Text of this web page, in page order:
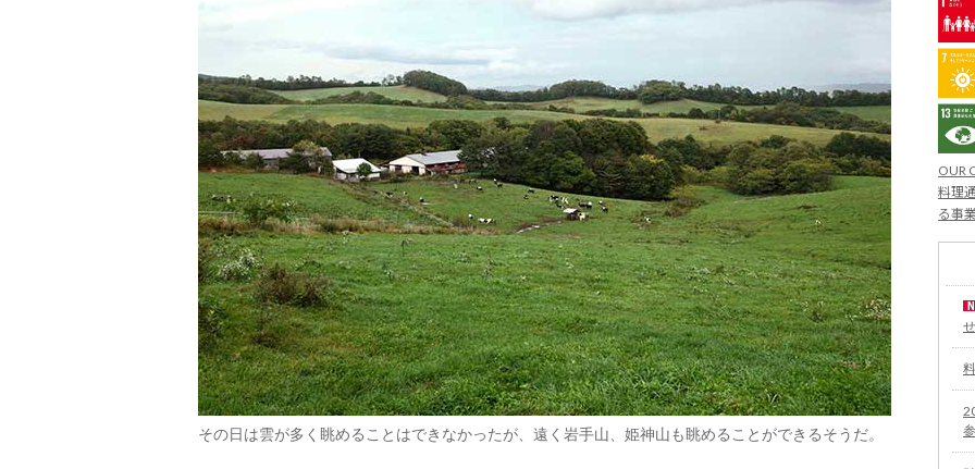
その日は雲が多く眺めることはできなかったが、遠く岩手山、姫神山も眺めることができるそうだ。
OUR
料理
る事
せ